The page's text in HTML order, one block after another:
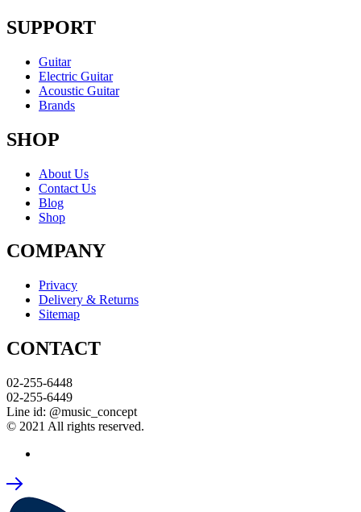
SUPPORT
Guitar
Electric Guitar
Acoustic Guitar
Brands
SHOP
About Us
Contact Us
Blog
Shop
COMPANY
Privacy
Delivery & Returns
Sitemap
CONTACT
02-255-6448
02-255-6449
Line id: @music_concept
© 2021 All rights reserved.